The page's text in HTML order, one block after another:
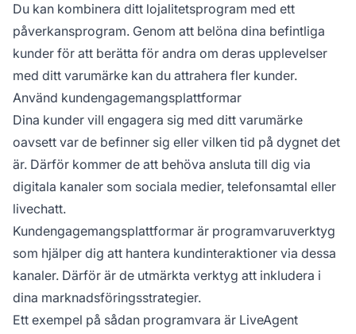
Du kan kombinera ditt lojalitetsprogram med ett
påverkansprogram. Genom att belöna dina befintliga
kunder för att berätta för andra om deras upplevelser
med ditt varumärke kan du attrahera fler kunder.
Använd kundengagemangsplattformar
Dina kunder vill engagera sig med ditt varumärke
oavsett var de befinner sig eller vilken tid på dygnet det
är. Därför kommer de att behöva ansluta till dig via
digitala kanaler som sociala medier, telefonsamtal eller
livechatt.
Kundengagemangsplattformar är programvaruverktyg
som hjälper dig att hantera kundinteraktioner via dessa
kanaler. Därför är de utmärkta verktyg att inkludera i
dina marknadsföringsstrategier.
Ett exempel på sådan programvara är LiveAgent